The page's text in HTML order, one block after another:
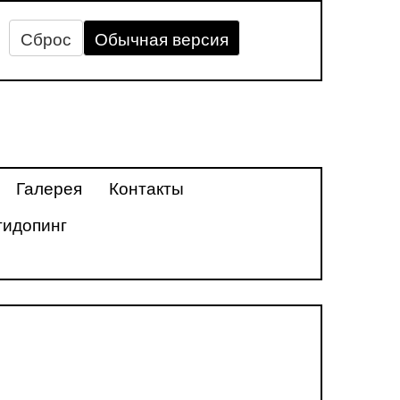
Сброс Обычная версия
Галерея
Контакты